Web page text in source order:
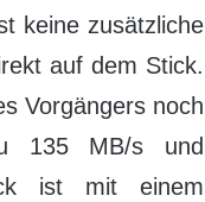
keine zusätzliche
auf dem Stick.
Vorgängers noch
135 MB/s und
ist mit einem